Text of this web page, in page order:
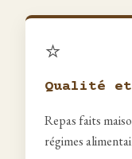
⭐
Qualité
Repas faits
régimes